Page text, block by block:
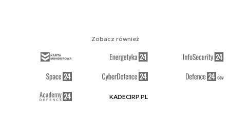
Zobacz również
KADECIRP.PL